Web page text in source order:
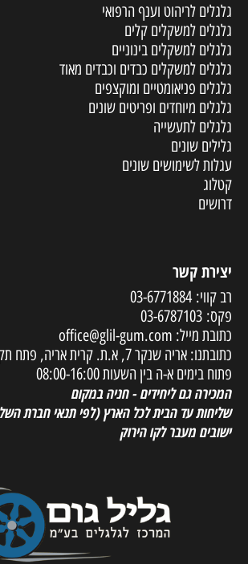
גלגלים לריהוט וענף הרפואי
גלגלים למשקלים קלים
גלגלים למשקלים בינוניים
גלגלים למשקלים כבדים וכבדים מאוד
גלגלים פניאומטיים ומוקצפים
גלגלים מיוחדים ופריטים שונים
גלגלים לתעשייה
גלילים שונים
עגלות לשימושים שונים
קטלוג
דרושים
יצירת קשר
רב קווי:03-6771884
פקס: 03-6787103
כתובת מייל: office@glil-gum.com
כתובתנו: אריה שנקר 7, א.ת. קרית אריה, פתח תקווה
פתוח בימים א-ה בין השעות 08:00-16:00
המכירה גם ליחידים - חניה במקום
שליחות עד הבית לכל הארץ(לפי תנאי חברת
ישובים מעבר לקו הירוק